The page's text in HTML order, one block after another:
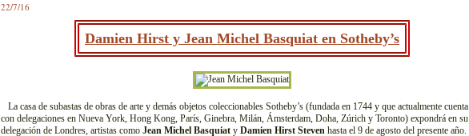
22/7/16
Damien Hirst y Jean Michel Basquiat en Sotheby’s
La casa de subastas de obras de arte y demás objetos coleccionables Sotheby’s (fundada en 1744 y que actualmente cuenta
con delegaciones en Nueva York, Hong Kong, París, Ginebra, Milán, Ámsterdam, Doha, Zúrich y Toronto) expondrá en su
delegación de Londres, artistas como Jean Michel Basquiat y Damien Hirst Steven hasta el 9 de agosto del presente año.